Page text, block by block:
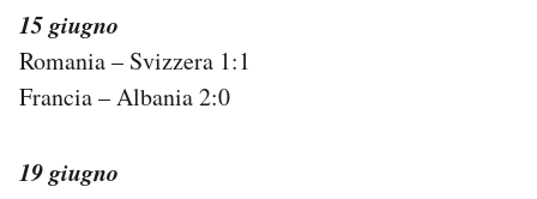
15 giugno
Romania – Svizzera 1:1
Francia – Albania 2:0
19 giugno